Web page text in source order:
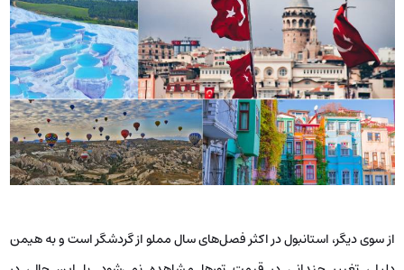
بیشتری به این مناطق سفر می‌کنند و به همین دلیل، تورها و اقامتگاه‌ها با
تقاضای بالاتری مواجه می‌شوند. بهترین راهکار برای پیدا کردن تور آنتالیا با
قیمت مناسب، سفر در فصل زمستان است. اگرچه در این فصل خبری از
سواحل زیبا، آفتاب گرم و تفریحات آبی آنتالیا نیست؛ اما قیمت‌ها به شدت
کاهش می‌یابند و می‌توانید با قیمت مقرون‌به‌ٌصرفه‌ای سفر کنید.